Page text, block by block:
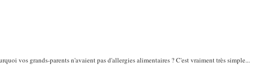
vos grands-parents n'avaient pas d'allergies alimentaires ? C'est vraiment très simple...